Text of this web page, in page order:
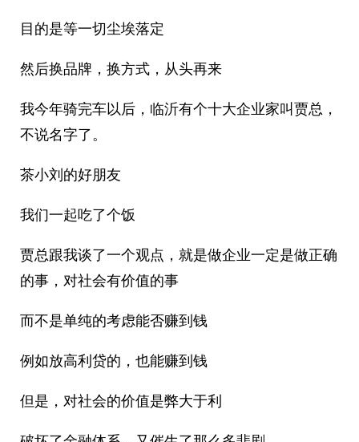
目的是等一切尘埃落定
然后换品牌，换方式，从头再来
我今年骑完车以后，临沂有个十大企业家叫贾总，
不说名字了。
茶小刘的好朋友
我们一起吃了个饭
贾总跟我谈了一个观点，就是做企业一定是做正确
的事，对社会有价值的事
而不是单纯的考虑能否赚到钱
例如放高利贷的，也能赚到钱
但是，对社会的价值是弊大于利